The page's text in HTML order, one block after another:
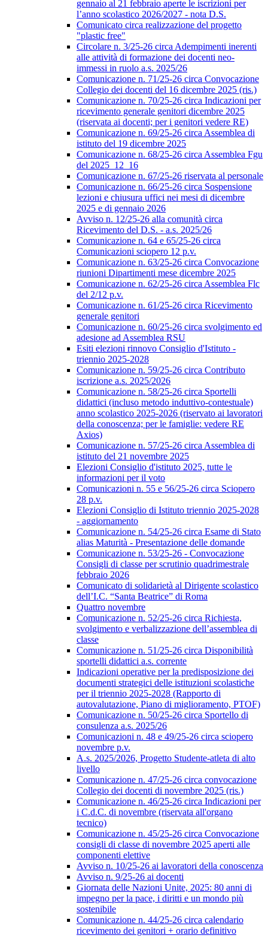
gennaio al 21 febbraio aperte le iscrizioni per
l’anno scolastico 2026/2027 - nota D.S.
Comunicato circa realizzazione del progetto
"plastic free"
Circolare n. 3/25-26 circa Adempimenti inerenti
alle attività di formazione dei docenti neo-
immessi in ruolo a.s. 2025/26
Comunicazione n. 71/25-26 circa Convocazione
Collegio dei docenti del 16 dicembre 2025 (ris.)
Comunicazione n. 70/25-26 circa Indicazioni per
ricevimento generale genitori dicembre 2025
(riservata ai docenti; per i genitori vedere RE)
Comunicazione n. 69/25-26 circa Assemblea di
istituto del 19 dicembre 2025
Comunicazione n. 68/25-26 circa Assemblea Fgu
del 2025_12_16
Comunicazione n. 67/25-26 riservata al personale
Comunicazione n. 66/25-26 circa Sospensione
lezioni e chiusura uffici nei mesi di dicembre
2025 e di gennaio 2026
Avviso n. 12/25-26 alla comunità circa
Ricevimento del D.S. - a.s. 2025/26
Comunicazione n. 64 e 65/25-26 circa
Comunicazioni sciopero 12 p.v.
Comunicazione n. 63/25-26 circa Convocazione
riunioni Dipartimenti mese dicembre 2025
Comunicazione n. 62/25-26 circa Assemblea Flc
del 2/12 p.v.
Comunicazione n. 61/25-26 circa Ricevimento
generale genitori
Comunicazione n. 60/25-26 circa svolgimento ed
adesione ad Assemblea RSU
Esiti elezioni rinnovo Consiglio d'Istituto -
triennio 2025-2028
Comunicazione n. 59/25-26 circa Contributo
iscrizione a.s. 2025/2026
Comunicazione n. 58/25-26 circa Sportelli
didattici (incluso metodo induttivo-contestuale)
anno scolastico 2025-2026 (riservato ai lavoratori
della conoscenza; per le famiglie: vedere RE
Axios)
Comunicazione n. 57/25-26 circa Assemblea di
istituto del 21 novembre 2025
Elezioni Consiglio d'istituto 2025, tutte le
informazioni per il voto
Comunicazioni n. 55 e 56/25-26 circa Sciopero
28 p.v.
Elezioni Consiglio di Istituto triennio 2025-2028
- aggiornamento
Comunicazione n. 54/25-26 circa Esame di Stato
alias Maturità - Presentazione delle domande
Comunicazione n. 53/25-26 - Convocazione
Consigli di classe per scrutinio quadrimestrale
febbraio 2026
Comunicato di solidarietà al Dirigente scolastico
dell’I.C. “Santa Beatrice” di Roma
Quattro novembre
Comunicazione n. 52/25-26 circa Richiesta,
svolgimento e verbalizzazione dell’assemblea di
classe
Comunicazione n. 51/25-26 circa Disponibilità
sportelli didattici a.s. corrente
Indicazioni operative per la predisposizione dei
documenti strategici delle istituzioni scolastiche
per il triennio 2025-2028 (Rapporto di
autovalutazione, Piano di miglioramento, PTOF)
Comunicazione n. 50/25-26 circa Sportello di
consulenza a.s. 2025/26
Comunicazioni n. 48 e 49/25-26 circa sciopero
novembre p.v.
A.s. 2025/2026, Progetto Studente-atleta di alto
livello
Comunicazione n. 47/25-26 circa convocazione
Collegio dei docenti di novembre 2025 (ris.)
Comunicazione n. 46/25-26 circa Indicazioni per
i C.d.C. di novembre (riservata all'organo
tecnico)
Comunicazione n. 45/25-26 circa Convocazione
consigli di classe di novembre 2025 aperti alle
componenti elettive
Avviso n. 10/25-26 ai lavoratori della conoscenza
Avviso n. 9/25-26 ai docenti
Giornata delle Nazioni Unite, 2025: 80 anni di
impegno per la pace, i diritti e un mondo più
sostenibile
Comunicazione n. 44/25-26 circa calendario
ricevimento dei genitori + orario definitivo